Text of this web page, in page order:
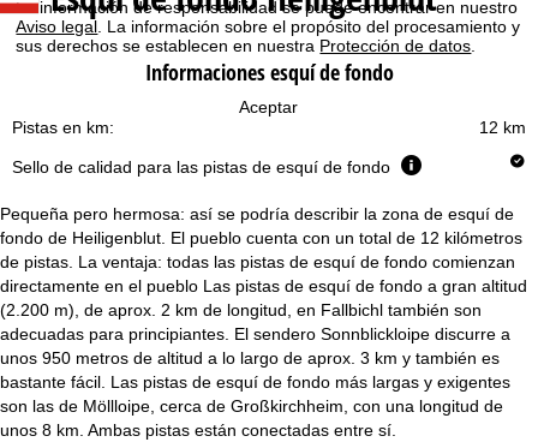
La información de responsabilidad se puede encontrar en nuestro
Aviso legal . La información sobre el propósito del procesamiento y
sus derechos se establecen en nuestra Protección de datos
Aceptar
g
n
p
r
i
n
c
Informaciones esquí de fondo
12 km
Pistas en km:
Sello de calidad para las pistas de esquí de fondo
Pequeña pero hermosa: así se podría describir la zona de esquí de
fondo de Heiligenblut. El pueblo cuenta con un total de 12 kilómetros
de pistas. La ventaja: todas las pistas de esquí de fondo comienzan
directamente en el pueblo Las pistas de esquí de fondo a gran altitud
(2.200 m), de aprox. 2 km de longitud, en Fallbichl también son
adecuadas para principiantes. El sendero Sonnblickloipe discurre a
unos 950 metros de altitud a lo largo de aprox. 3 km y también es
bastante fácil. Las pistas de esquí de fondo más largas y exigentes
son las de Möllloipe, cerca de Großkirchheim, con una longitud de
unos 8 km. Ambas pistas están conectadas entre sí.